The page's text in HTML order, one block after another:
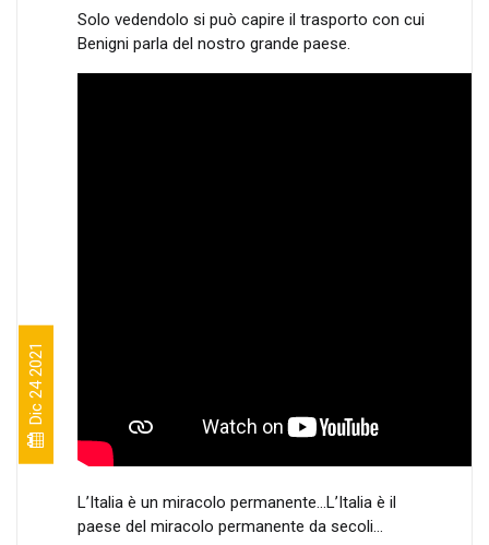
Dic 24 2021
Solo vedendolo si può capire il trasporto con cui
Benigni parla del nostro grande paese.
L’Italia è un miracolo permanente…L’Italia è il
paese del miracolo permanente da secoli…